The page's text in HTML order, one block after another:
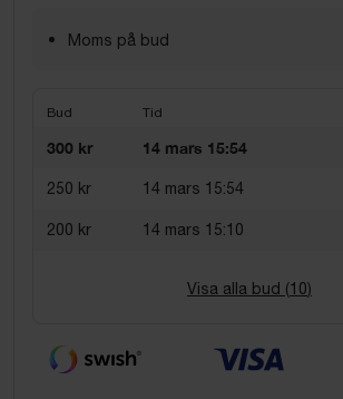
Moms på bud
Bud Tid
300 kr 14 mars 15:54
250 kr 14 mars 15:54
200 kr 14 mars 15:10
Visa alla bud (10)